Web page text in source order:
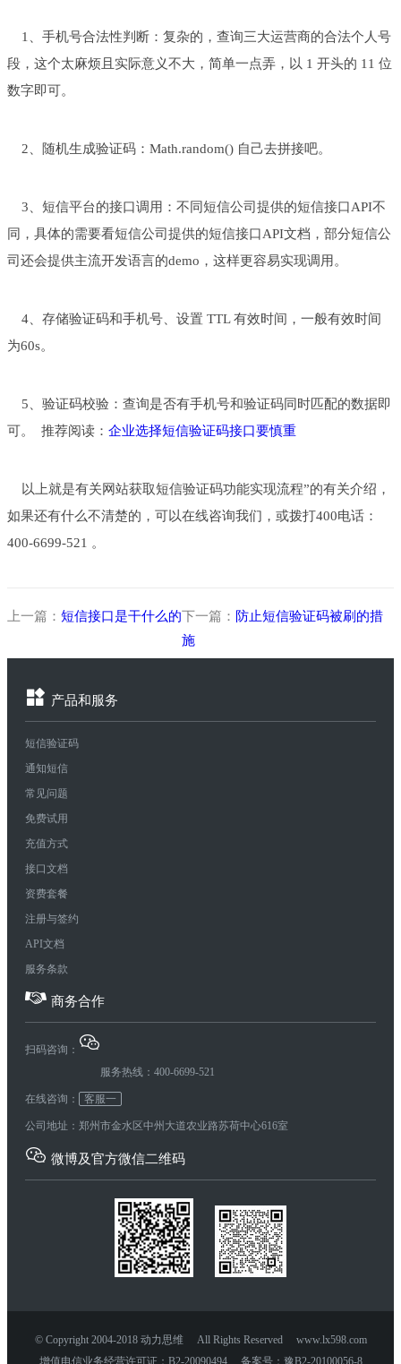
1、手机号合法性判断：复杂的，查询三大运营商的合法个人号
段，这个太麻烦且实际意义不大，简单一点弄，以 1 开头的 11 位
数字即可。
2、随机生成验证码：Math.random() 自己去拼接吧。
3、短信平台的接口调用：不同短信公司提供的短信接口API不
同，具体的需要看短信公司提供的短信接口API文档，部分短信公
司还会提供主流开发语言的demo，这样更容易实现调用。
4、存储验证码和手机号、设置 TTL 有效时间，一般有效时间
为60s。
5、验证码校验：查询是否有手机号和验证码同时匹配的数据即
可。 推荐阅读： 企业选择短信验证码接口要慎重
以上就是有关网站获取短信验证码功能实现流程”的有关介绍，
如果还有什么不清楚的，可以在线咨询我们，或拨打400电话：
400-6699-521 。
上一篇： 短信接口是干什么的下一篇： 防止短信验证码被刷的措
施
产品和服务
短信验证码
通知短信
常见问题
免费试用
充值方式
接口文档
资费套餐
注册与签约
API文档
服务条款
商务合作
扫码咨询：
服务热线：400-6699-521
在线咨询： 客服一
公司地址：郑州市金水区中州大道农业路苏荷中心616室
微博及官方微信二维码
© Copyright 2004-2018 动力思维 All Rights Reserved www.lx598.com
增值电信业务经营许可证：B2-20090494 备案号：豫B2-20100056-8